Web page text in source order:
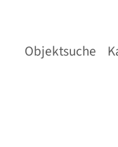
Objektsuche